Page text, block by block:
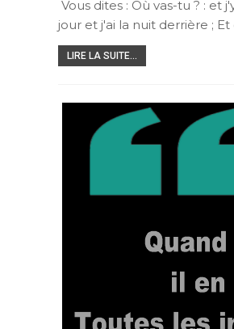
Vous dites : Où vas-tu ? : et
jour et j'ai la nuit derrière ;
LIRE LA SUITE...